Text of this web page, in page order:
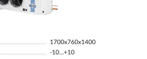
1700х760х1400
-10…+10